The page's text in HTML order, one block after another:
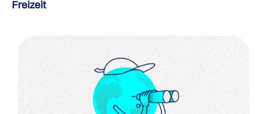
Freizeit